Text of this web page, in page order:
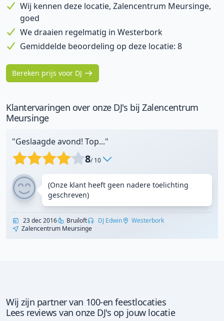
Wij kennen deze locatie, Zalencentrum Meursinge,
goed
We draaien regelmatig in Westerbork
Gemiddelde beoordeling op deze locatie: 8
Bereken prijs voor DJ
Klantervaringen over onze DJ's bij Zalencentrum
Meursinge
"Geslaagde avond! Top..."
8/ 10
(Onze klant heeft geen nadere toelichting
geschreven)
23 dec 2016 Bruiloft DJ Edwin
Westerbork
Zalencentrum Meursinge
Wij zijn partner van 100-en feestlocaties
Lees reviews van onze DJ's op jouw locatie